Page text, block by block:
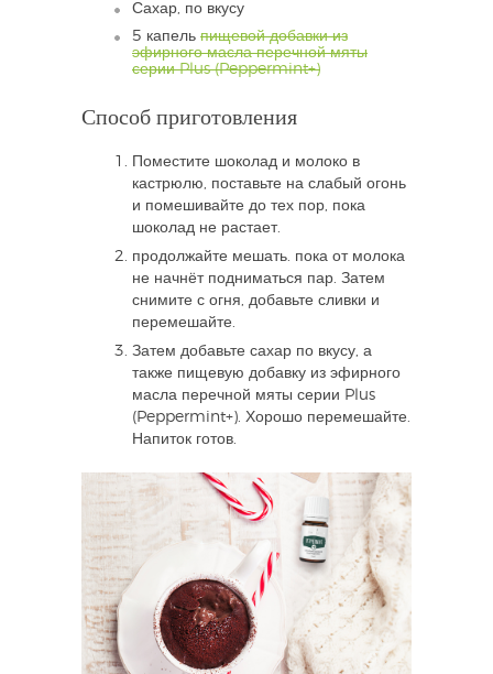
Сахар, по вкусу
5 капель пищевой добавки из
эфирного масла перечной мяты
серии Plus (Peppermint+)
Способ приготовления
Поместите шоколад и молоко в
кастрюлю, поставьте на слабый огонь
и помешивайте до тех пор, пока
шоколад не растает.
продолжайте мешать. пока от молока
не начнёт подниматься пар. Затем
снимите с огня, добавьте сливки и
перемешайте.
Затем добавьте сахар по вкусу, а
также пищевую добавку из эфирного
масла перечной мяты серии Plus
(Peppermint+). Хорошо перемешайте.
Напиток готов.